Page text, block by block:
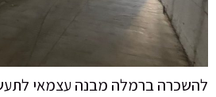
להשכרה ברמלה מבנה עצמאי